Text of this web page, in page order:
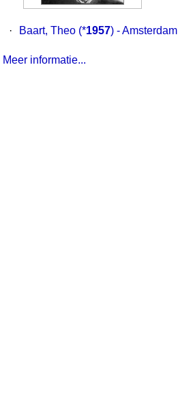
· Baart, Theo (*1957) - Amsterdam
Meer informatie...